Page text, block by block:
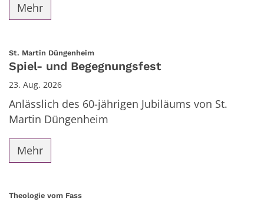
Mehr
St. Martin Düngenheim:
Spiel- und Begegnungsfest
23. Aug. 2026
Anlässlich des 60-jährigen Jubiläums von St.
Martin Düngenheim
Mehr
Theologie vom Fass: